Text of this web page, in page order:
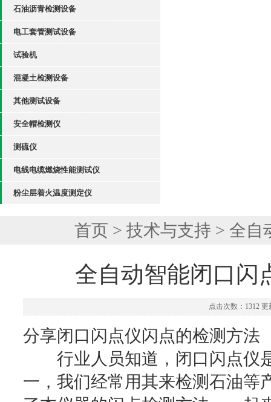
石油沥青检测设备
电工套管测试设备
试验机
混凝土检测设备
其他测试设备
安全帽检测仪
测硫仪
电线电缆燃烧性能测试仪
粉尘层着火温度测定仪
首页 > 技术与支持 > 全自
全自动智能闭口闪
点击次数：1312 更
分享闭口闪点仪闪点的检测方法
行业人员知道，闭口闪点仪
一，我们经常用其来检测石油等